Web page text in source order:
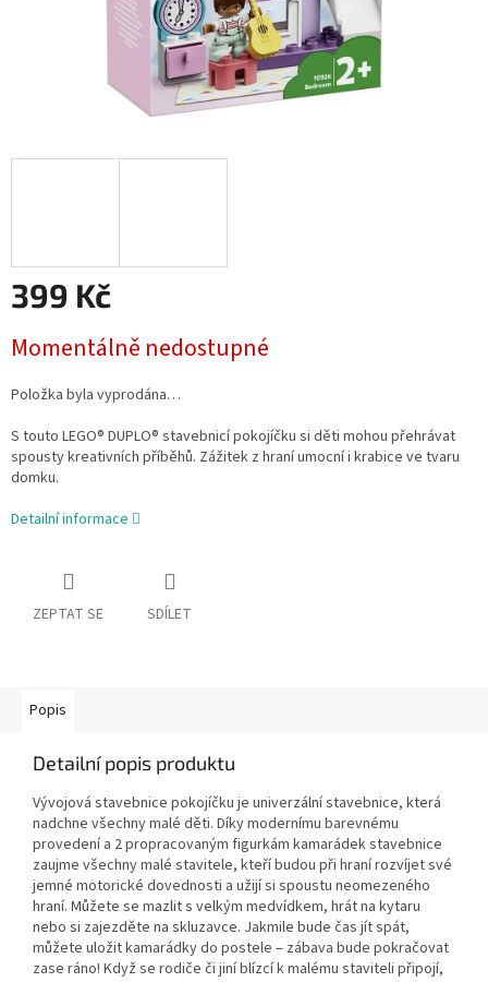
399 Kč
cena:
Momentálně nedostupné
Položka byla vyprodána…
S touto LEGO® DUPLO® stavebnicí pokojíčku si děti mohou přehrávat
spousty kreativních příběhů. Zážitek z hraní umocní i krabice ve tvaru
domku.
Detailní informace
ZEPTAT SE SDÍLET
Popis
Detailní popis produktu
Vývojová stavebnice pokojíčku je univerzální stavebnice, která
nadchne všechny malé děti. Díky modernímu barevnému
provedení a 2 propracovaným figurkám kamarádek stavebnice
zaujme všechny malé stavitele, kteří budou při hraní rozvíjet své
jemné motorické dovednosti a užijí si spoustu neomezeného
hraní. Můžete se mazlit s velkým medvídkem, hrát na kytaru
nebo si zajezděte na skluzavce. Jakmile bude čas jít spát,
můžete uložit kamarádky do postele – zábava bude pokračovat
zase ráno! Když se rodiče či jiní blízcí k malému staviteli připojí,